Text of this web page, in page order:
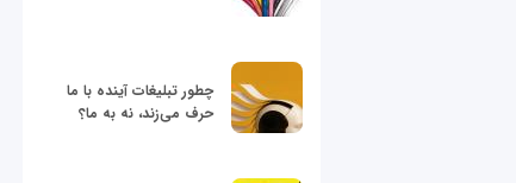
چطور تبلیغات آینده با ما
حرف می‌زند، نه به ما؟